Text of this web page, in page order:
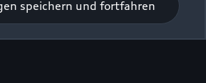
speichern und fortfahren